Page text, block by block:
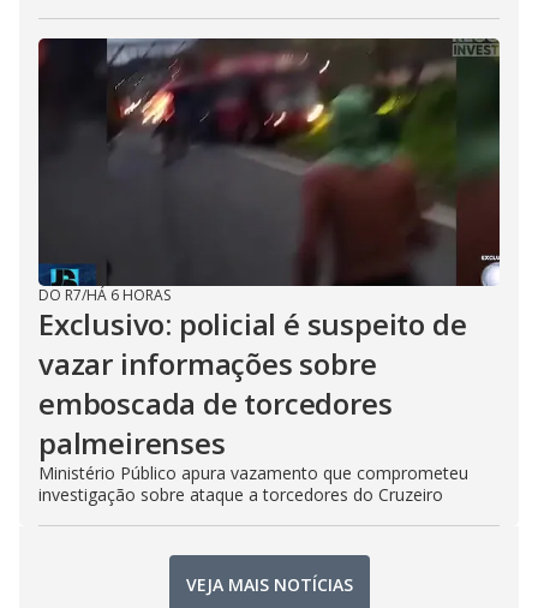
DO R7/HÁ 6 HORAS
Exclusivo: policial é suspeito de
vazar informações sobre
emboscada de torcedores
palmeirenses
Ministério Público apura vazamento que comprometeu
investigação sobre ataque a torcedores do Cruzeiro
VEJA MAIS NOTÍCIAS